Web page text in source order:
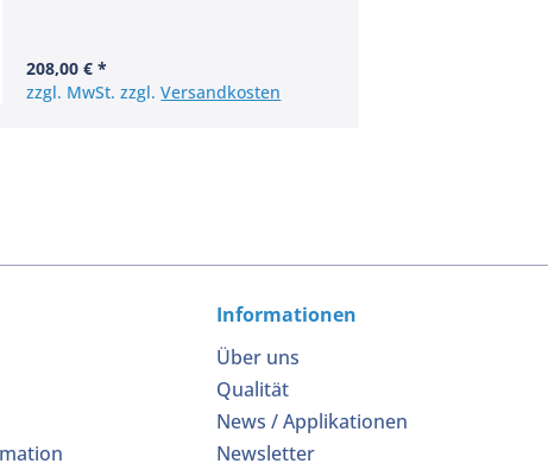
208,00 € *
zzgl. MwSt. zzgl.Versandkosten
Informationen
Über uns
Qualität
News / Applikationen
Newsletter